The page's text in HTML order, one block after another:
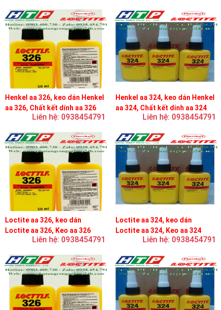
Henkel aa 326, keo dán Henkel
aa 326, Chất kết dính aa 326
Liên hệ: 0938454791
Henkel aa 324, keo dán Henkel
aa 324, Chất kết dính aa 324
Liên hệ: 0938454791
Loctite aa 326, keo dán
Loctite aa 326, Keo aa 326
Liên hệ: 0938454791
Loctite aa 324, keo dán
Loctite aa 324, Keo aa 324
Liên hệ: 0938454791